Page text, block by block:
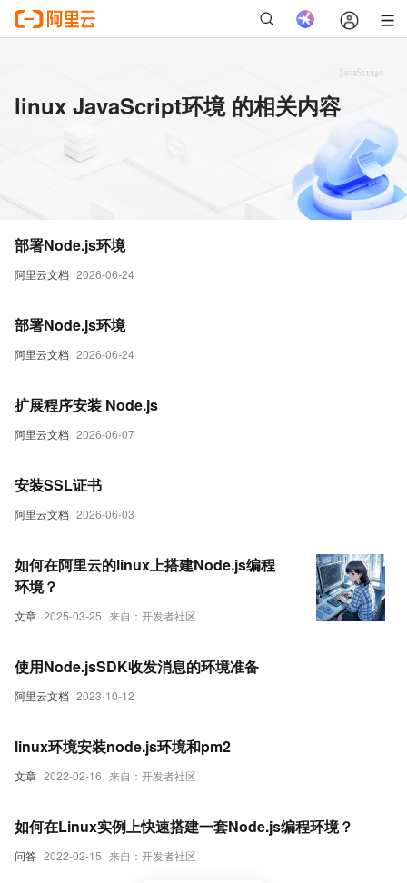
linux JavaScript环境 的相关内容
阿里云文档 2026-06-24
部署Node.js环境
阿里云文档 2026-06-24
部署Node.js环境
阿里云文档 2026-06-07
扩展程序安装 Node.js
阿里云文档 2026-06-03
安装SSL证书
文章 2025-03-25 来自：开发者社区
如何在阿里云的linux上搭建Node.js编程
环境？
阿里云文档 2023-10-12
使用Node.jsSDK收发消息的环境准备
文章 2022-02-16 来自：开发者社区
linux环境安装node.js环境和pm2
问答 2022-02-15 来自：开发者社区
如何在Linux实例上快速搭建一套Node.js编程环境？